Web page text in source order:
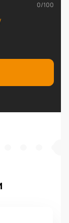
0/100